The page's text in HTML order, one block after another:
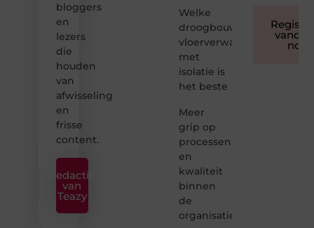
bloggers
en
lezers
die
houden
van
afwisseling
en
frisse
content.
Redactie
van
Teazy
Welke
droogbouw
vloerverwarming
met
isolatie is
het beste
Meer
grip op
processen
en
kwaliteit
binnen
de
organisatie
nog